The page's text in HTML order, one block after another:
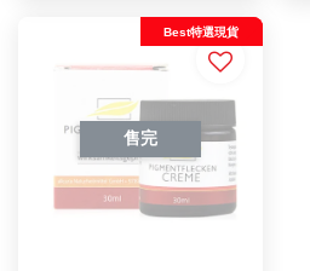
售完
Best特選現貨